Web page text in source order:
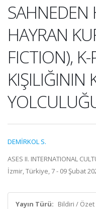
SAHNEDEN
HAYRAN
FICTION),
KIŞILIĞININ
DEMİRKOL S.
ASES II. INTERNATIONAL
İzmir, Türkiye, 7 - 09 Şubat
Yayın Türü: Bildiri / Özet